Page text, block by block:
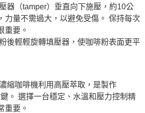
器（tamper）垂直向下施壓，約10公
力量不需過大，以避免受傷。 保持每次
重要。
後輕輕旋轉填壓器，使咖啡粉表面更平
縮咖啡機利用高壓萃取，是製作
。 選擇一台穩定、水溫和壓力控制精
重要。